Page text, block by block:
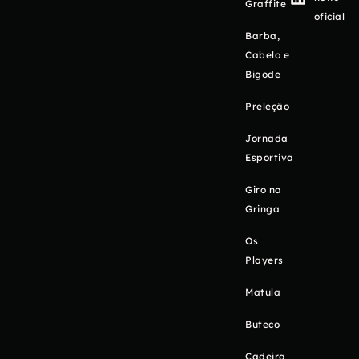
Graffite
Barba,
Cabelo e
Bigode
Preleção
Jornada
Esportiva
Giro na
Gringa
Os
Players
Matula
Buteco
Cadeira
oficial